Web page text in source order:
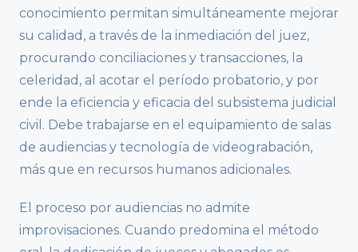
conocimiento permitan simultáneamente mejorar
su calidad, a través de la inmediación del juez,
procurando conciliaciones y transacciones, la
celeridad, al acotar el período probatorio, y por
ende la eficiencia y eficacia del subsistema judicial
civil. Debe trabajarse en el equipamiento de salas
de audiencias y tecnología de videograbación,
más que en recursos humanos adicionales.
El proceso por audiencias no admite
improvisaciones. Cuando predomina el método